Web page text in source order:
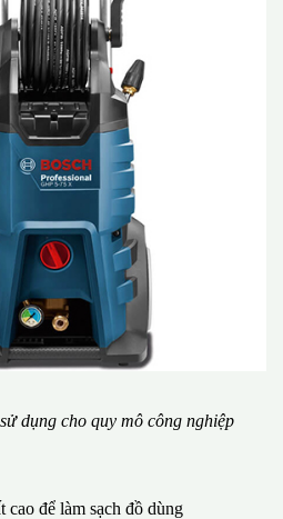
dụng cho quy mô công nghiệp
cao để làm sạch đồ dùng